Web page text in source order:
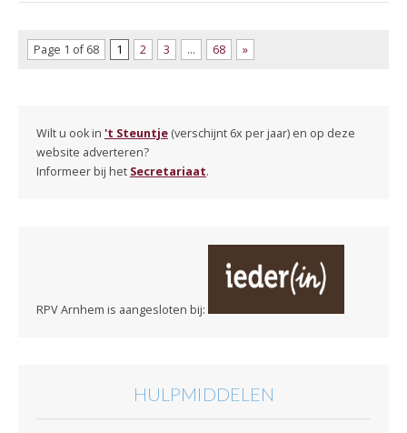
Page 1 of 68 1 2 3 … 68 »
Wilt u ook in 't Steuntje (verschijnt 6x per jaar) en op deze
website adverteren?
Informeer bij het Secretariaat.
RPV Arnhem is aangesloten bij:
HULPMIDDELEN